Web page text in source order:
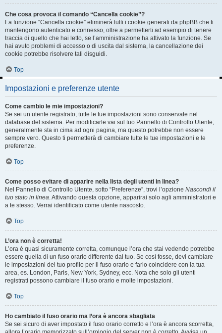
Che cosa provoca il comando “Cancella cookie”?
La funzione “Cancella cookie” eliminerà tutti i cookie generati da phpBB che ti
mantengono autenticato e connesso, oltre a permetterti ad esempio di tenere
traccia di quello che hai letto, se l’amministrazione ha attivato la funzione. Se
hai avuto problemi di accesso o di uscita dal sistema, la cancellazione dei
cookie potrebbe risolvere tali disguidi.
Top
Impostazioni e preferenze utente
Come cambio le mie impostazioni?
Se sei un utente registrato, tutte le tue impostazioni sono conservate nel
database del sistema. Per modificarle vai sul tuo Pannello di Controllo Utente;
generalmente sta in cima ad ogni pagina, ma questo potrebbe non essere
sempre vero. Questo ti permetterà di cambiare tutte le tue impostazioni e le
preferenze.
Top
Come posso evitare di apparire nella lista degli utenti in linea?
Nel Pannello di Controllo Utente, sotto “Preferenze”, trovi l’opzione Nascondi il
tuo stato in linea . Attivando questa opzione, apparirai solo agli amministratori e
a te stesso. Verrai identificato come utente nascosto.
Top
L’ora non è corretta!
L’ora è quasi sicuramente corretta, comunque l’ora che stai vedendo potrebbe
essere quella di un fuso orario differente dal tuo. Se così fosse, devi cambiare
le impostazioni del tuo profilo per il fuso orario e farlo coincidere con la tua
area, es. London, Paris, New York, Sydney, ecc. Nota che solo gli utenti
registrati possono cambiare il fuso orario e molte impostazioni.
Top
Ho cambiato il fuso orario ma l’ora è ancora sbagliata
Se sei sicuro di aver impostato il fuso orario corretto e l’ora è ancora scorretta,